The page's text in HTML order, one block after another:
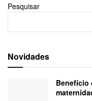
Pesquisar
Novidades
Benefício